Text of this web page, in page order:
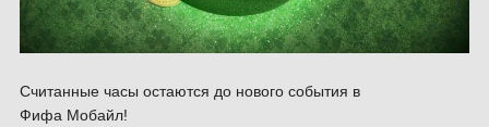
Считанные часы остаются до нового события в
Фифа Мобайл!